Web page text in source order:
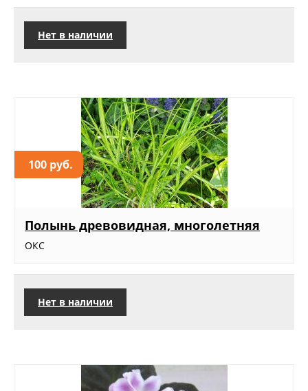
Нет в наличии
100 руб.
Полынь древовидная, многолетняя
ОКС
Нет в наличии